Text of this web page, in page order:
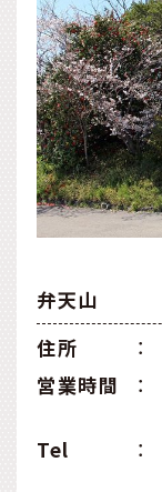
弁天山
住所
：
営業時間
：
Tel
：